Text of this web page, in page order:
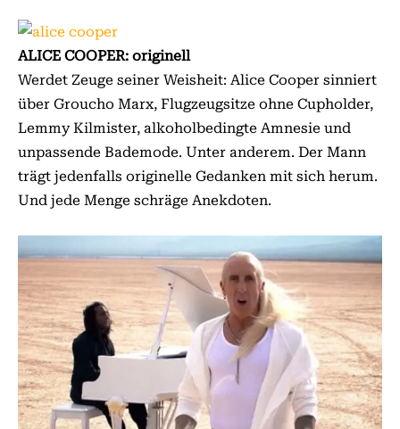
ALICE COOPER: originell
Werdet Zeuge seiner Weisheit: Alice Cooper sinniert
über Groucho Marx, Flugzeugsitze ohne Cupholder,
Lemmy Kilmister, alkoholbedingte Amnesie und
unpassende Bademode. Unter anderem. Der Mann
trägt jedenfalls originelle Gedanken mit sich herum.
Und jede Menge schräge Anekdoten.